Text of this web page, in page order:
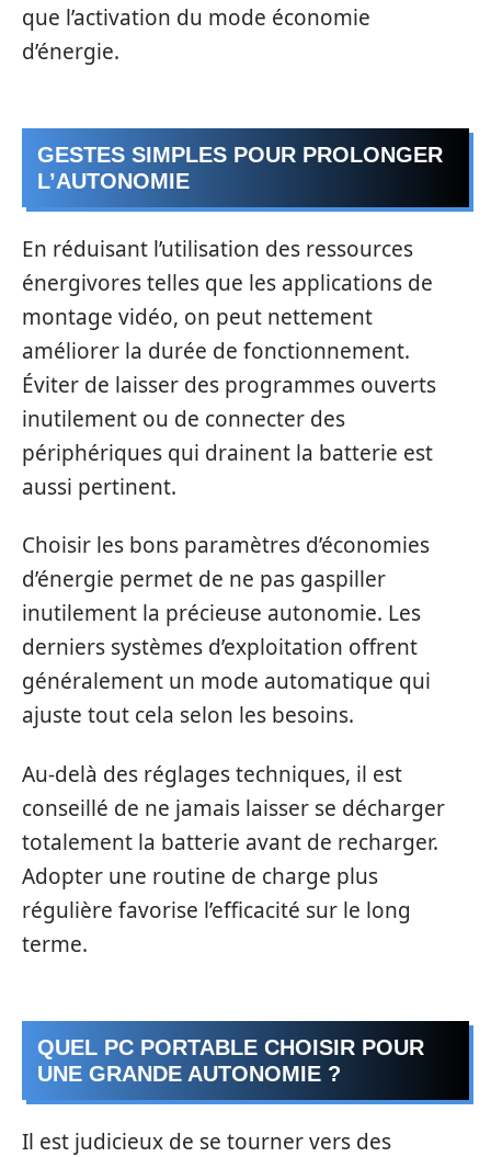
que l’activation du mode économie
d’énergie.
GESTES SIMPLES POUR PROLONGER
L’AUTONOMIE
En réduisant l’utilisation des ressources
énergivores telles que les applications de
montage vidéo, on peut nettement
améliorer la durée de fonctionnement.
Éviter de laisser des programmes ouverts
inutilement ou de connecter des
périphériques qui drainent la batterie est
aussi pertinent.
Choisir les bons paramètres d’économies
d’énergie permet de ne pas gaspiller
inutilement la précieuse autonomie. Les
derniers systèmes d’exploitation offrent
généralement un mode automatique qui
ajuste tout cela selon les besoins.
Au-delà des réglages techniques, il est
conseillé de ne jamais laisser se décharger
totalement la batterie avant de recharger.
Adopter une routine de charge plus
régulière favorise l’efficacité sur le long
terme.
QUEL PC PORTABLE CHOISIR POUR
UNE GRANDE AUTONOMIE ?
Il est judicieux de se tourner vers des